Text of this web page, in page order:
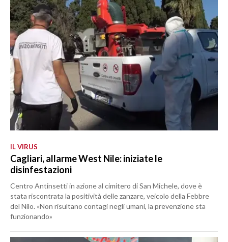
IL VIRUS
Cagliari, allarme West Nile: iniziate le
disinfestazioni
Centro Antinsetti in azione al cimitero di San Michele, dove è
stata riscontrata la positività delle zanzare, veicolo della Febbre
del Nilo. «Non risultano contagi negli umani, la prevenzione sta
funzionando»